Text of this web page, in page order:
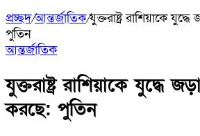
প্রচ্ছদ/আন্তর্জাতিক/যুক্তরাষ্ট্র রাশিয়াকে
পুতিন
আন্তর্জাতিক
যুক্তরাষ্ট্র রাশিয়াকে যুদ্ধে
করছে: পুতিন